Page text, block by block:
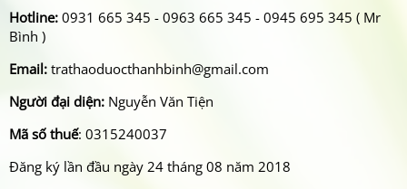
Hotline: 0931 665 345 - 0963 665 345 - 0945 695 345 ( Mr
Bình )
Email: trathaoduocthanhbinh@gmail.com
Người đại diện: Nguyễn Văn Tiện
Mã số thuế: 0315240037
Đăng ký lần đầu ngày 24 tháng 08 năm 2018